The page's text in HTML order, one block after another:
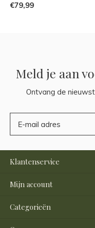
€79,99
Meld je aan
Ontvang de
Klantenservice
Mijn account
Categorieën